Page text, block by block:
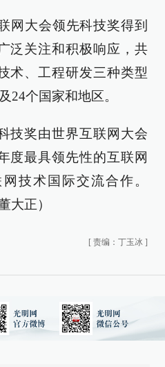
网大会领先科技奖得到
泛关注和积极响应，共
术、工程研发三种类型
24个国家和地区。
技奖由世界互联网大会
度最具领先性的互联网
技术国际交流合作。
大正）
[ 责编：丁玉冰 ]